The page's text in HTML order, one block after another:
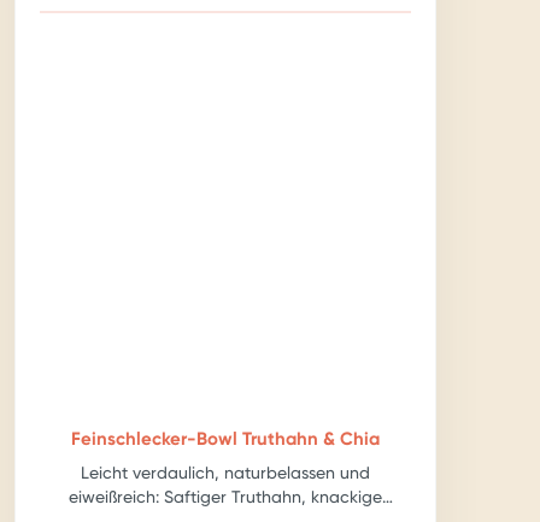
Feinschlecker-Bowl Truthahn & Chia
Leicht verdaulich, naturbelassen und
eiweißreich: Saftiger Truthahn, knackige